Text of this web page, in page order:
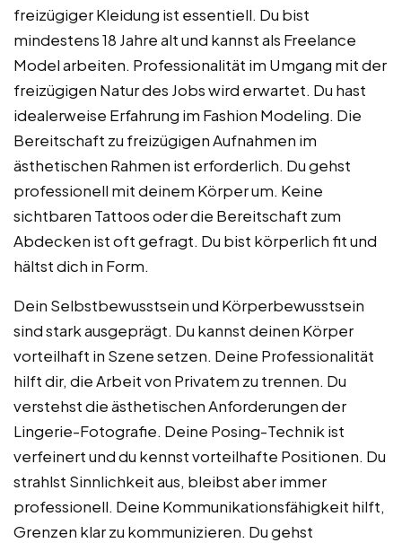
freizügiger Kleidung ist essentiell. Du bist
mindestens 18 Jahre alt und kannst als Freelance
Model arbeiten. Professionalität im Umgang mit der
freizügigen Natur des Jobs wird erwartet. Du hast
idealerweise Erfahrung im Fashion Modeling. Die
Bereitschaft zu freizügigen Aufnahmen im
ästhetischen Rahmen ist erforderlich. Du gehst
professionell mit deinem Körper um. Keine
sichtbaren Tattoos oder die Bereitschaft zum
Abdecken ist oft gefragt. Du bist körperlich fit und
hältst dich in Form.
Dein Selbstbewusstsein und Körperbewusstsein
sind stark ausgeprägt. Du kannst deinen Körper
vorteilhaft in Szene setzen. Deine Professionalität
hilft dir, die Arbeit von Privatem zu trennen. Du
verstehst die ästhetischen Anforderungen der
Lingerie-Fotografie. Deine Posing-Technik ist
verfeinert und du kennst vorteilhafte Positionen. Du
strahlst Sinnlichkeit aus, bleibst aber immer
professionell. Deine Kommunikationsfähigkeit hilft,
Grenzen klar zu kommunizieren. Du gehst